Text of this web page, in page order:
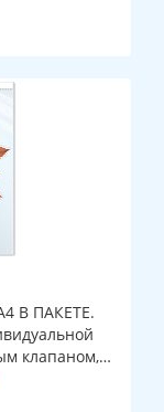
В ПАКЕТЕ.
клапаном,